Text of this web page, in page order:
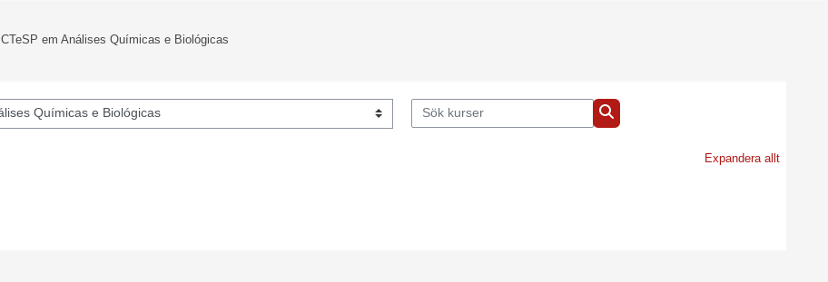
CTeSP em Análises Químicas e Biológicas
Sök kurser
Sök kurser
Expandera allt